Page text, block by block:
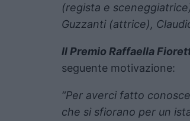
(regista e
Guzzanti (attrice),
Il Premio Raffaella
seguente motivazione:
“Per averci fatto
che si sfiorano per un